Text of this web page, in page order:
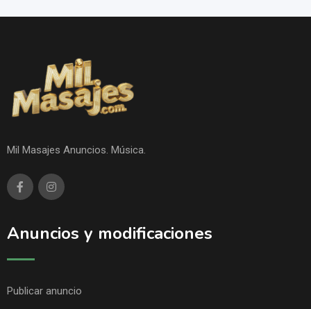
Mil Masajes Anuncios. Música.
Anuncios y modificaciones
Publicar anuncio